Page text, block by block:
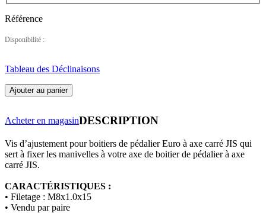
Référence
Disponibilité :
Tableau des Déclinaisons
Ajouter au panier
Acheter en magasinDESCRIPTION
Vis d’ajustement pour boitiers de pédalier Euro à axe carré JIS qui
sert à fixer les manivelles à votre axe de boitier de pédalier à axe
carré JIS.
CARACTÉRISTIQUES :
• Filetage : M8x1.0x15
• Vendu par paire